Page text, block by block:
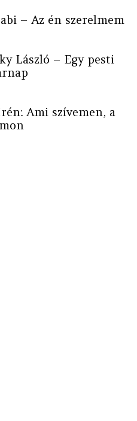
– Az én szerelmem
László – Egy pesti
Ami szívemen, a